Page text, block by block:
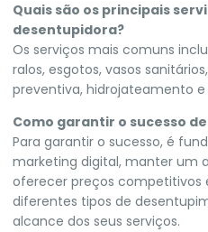
Quais são os principais
desentupidora?
Os serviços mais comuns
ralos, esgotos, vasos
preventiva, hidrojateamento e
Como garantir o sucesso
Para garantir o sucesso, é
marketing digital, manter um
oferecer preços competitivos
diferentes tipos de
alcance dos seus serviços.